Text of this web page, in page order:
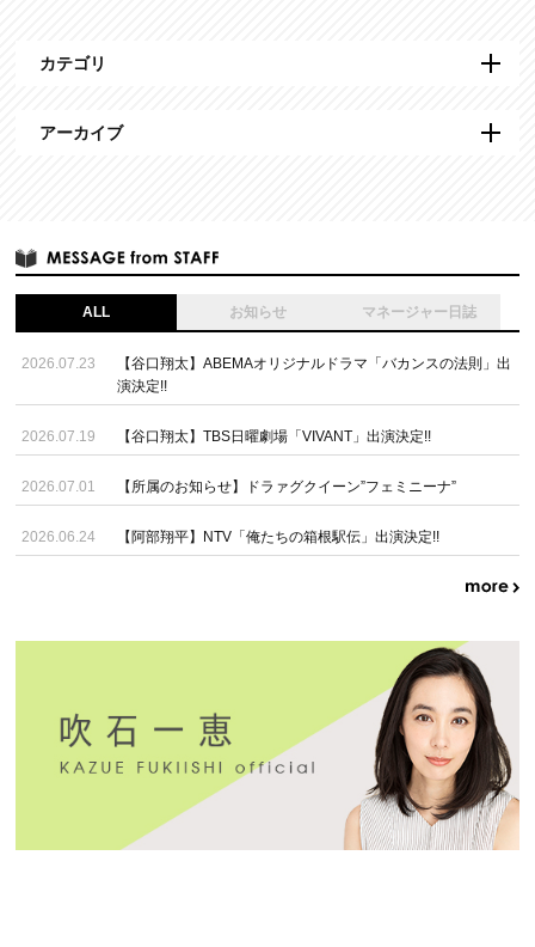
カテゴリ
アーカイブ
ALL お知らせ マネージャー日誌
2026.07.23
【谷口翔太】ABEMAオリジナルドラマ「バカンスの法則」出
演決定!!
2026.07.19 【谷口翔太】TBS日曜劇場「VIVANT」出演決定!!
2026.07.01 【所属のお知らせ】ドラァグクイーン”フェミニーナ”
2026.06.24 【阿部翔平】NTV「俺たちの箱根駅伝」出演決定!!